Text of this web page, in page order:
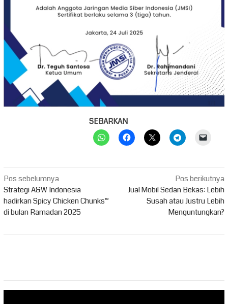
SEBARKAN
Navigasi
pos
Pos sebelumnya
Strategi A&W Indonesia
hadirkan Spicy Chicken Chunks™
di bulan Ramadan 2025
Pos berikutnya
Jual Mobil Sedan Bekas: Lebih
Susah atau Justru Lebih
Menguntungkan?